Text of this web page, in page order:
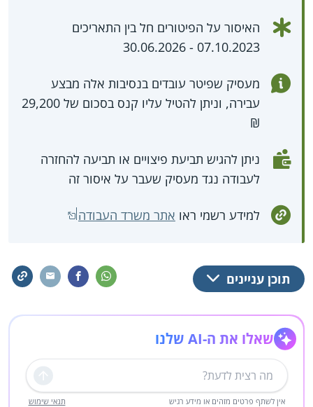
האיסור על הפיטורים חל בין התאריכים
07.10.2023 - 30.06.2026
מעסיק שפיטר עובדים בנסיבות אלה מבצע
עבירה, וניתן להטיל עליו קנס בסכום של 29,200
₪
ניתן להגיש תביעת פיצויים או תביעה להחזרה
לעבודה נגד מעסיק שעבר על איסור זה
למידע רשמי ראו אתר משרד העבודה
תוכן עניינים
שאלו את ה-AI שלנו
שליחה
אין לשתף פרטים מזהים או מידע רגיש תנאי שימוש